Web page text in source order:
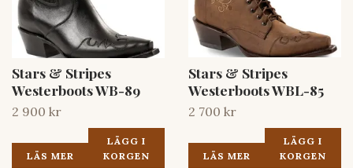
Stars & Stripes
Westerboots WB-89
2 900 kr
LÄS MER
LÄGG I
KORGEN
Stars & Stripes
Westerboots WBL-85
2 700 kr
LÄS MER
LÄGG I
KORGEN